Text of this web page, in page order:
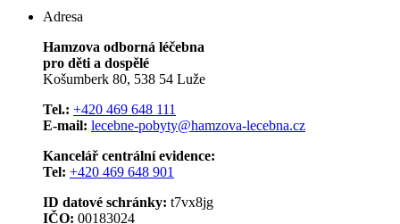
Adresa
Hamzova odborná léčebna
pro děti a dospělé
Košumberk 80, 538 54 Luže
Tel.: +420 469 648 111
E-mail: lecebne-pobyty@hamzova-lecebna.cz
Kancelář centrální evidence:
Tel: +420 469 648 901
ID datové schránky: t7vx8jg
IČO: 00183024